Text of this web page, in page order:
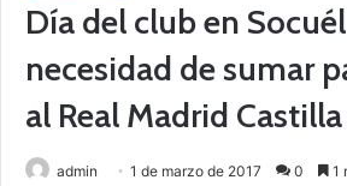
Día del club en
necesidad de sumar
al Real Madrid Castilla
admin 1 de marzo de 2017 0 1